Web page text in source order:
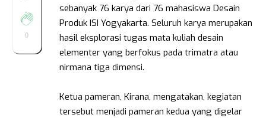
0
sebanyak 76 karya dari 76 mahasiswa Desain
Produk ISI Yogyakarta. Seluruh karya merupakan
hasil eksplorasi tugas mata kuliah desain
elementer yang berfokus pada trimatra atau
nirmana tiga dimensi.
Ketua pameran, Kirana, mengatakan, kegiatan
tersebut menjadi pameran kedua yang digelar